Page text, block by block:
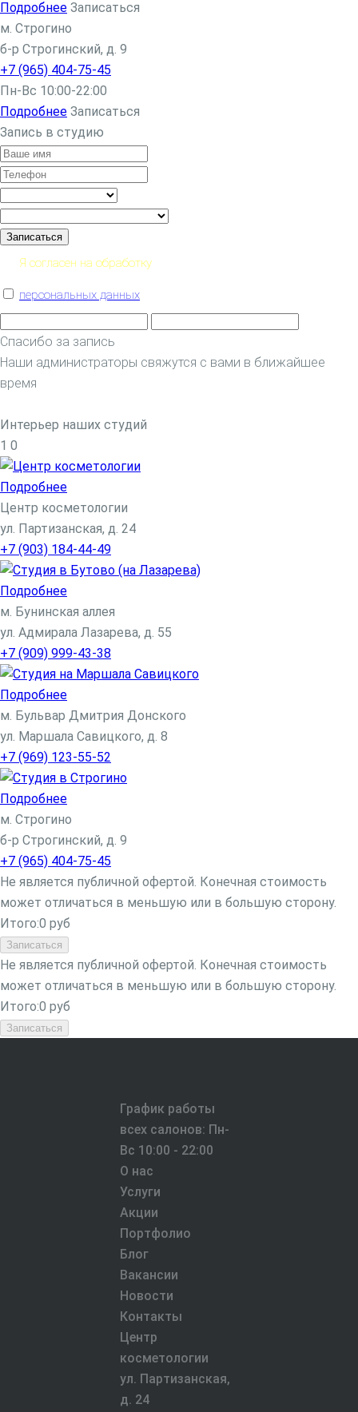
Подробнее Записаться
м. Строгино
б-р Строгинский, д. 9
+7 (965) 404-75-45
Пн-Вс 10:00-22:00
Подробнее Записаться
Запись в студию
Записаться
Я согласен на обработку
персональных данных
Спасибо за запись
Наши администраторы свяжутся с вами в ближайшее
время
Интерьер наших студий
1 0
Подробнее
Центр косметологии
ул. Партизанская, д. 24
+7 (903) 184-44-49
Подробнее
м. Бунинская аллея
ул. Адмирала Лазарева, д. 55
+7 (909) 999-43-38
Подробнее
м. Бульвар Дмитрия Донского
ул. Маршала Савицкого, д. 8
+7 (969) 123-55-52
Подробнее
м. Строгино
б-р Строгинский, д. 9
+7 (965) 404-75-45
Не является публичной офертой. Конечная стоимость
может отличаться в меньшую или в большую сторону.
Итого:0 руб
Записаться
Не является публичной офертой. Конечная стоимость
может отличаться в меньшую или в большую сторону.
Итого:0 руб
Записаться
График работы
всех салонов: Пн-
Вс 10:00 - 22:00
О нас
Услуги
Акции
Портфолио
Блог
Вакансии
Новости
Контакты
Центр
косметологии
ул. Партизанская,
д. 24